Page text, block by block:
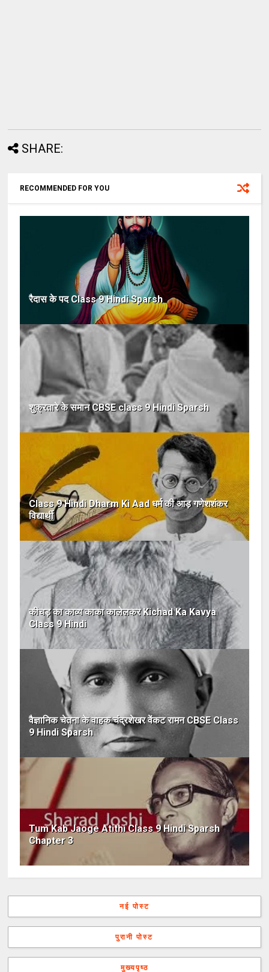
SHARE:
RECOMMENDED FOR YOU
रैदास के पद Class 9 Hindi Sparsh
शुक्रतारे के समान CBSE class 9 Hindi Sparsh
Class 9 Hindi Dharm Ki Aad धर्म की आड़ गणेशशंकर
विद्यार्थी
कीचड़ का काव्य काका कालेलकर Kichad Ka Kavya
Class 9 Hindi
वैज्ञानिक चेतना के वाहक चंद्रशेखर वेंकट रामन CBSE Class
9 Hindi Sparsh
Tum Kab Jaoge Atithi Class 9 Hindi Sparsh
Chapter 3
नई पोस्ट
पुरानी पोस्ट
मुख्यपृष्ठ